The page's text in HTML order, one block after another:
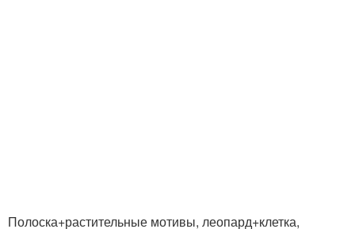
Полоска+растительные мотивы, леопард+клетка,